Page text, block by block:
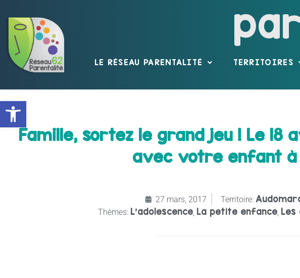
Ouvrir la barre d’outils
LE RÉSEAU PARENTALITÉ TERRITOIRES
Famille, sortez le grand jeu ! Le 18
avec votre enfant à
27 mars, 2017 Territoire:
Thèmes: L’adolescence La petite enfance